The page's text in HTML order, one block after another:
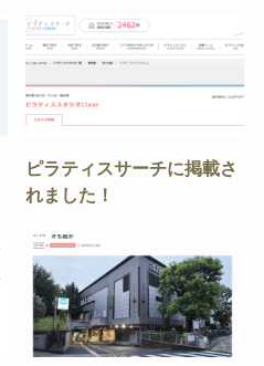
ピラティスサーチに掲載さ
れました！